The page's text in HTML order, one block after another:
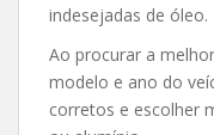
indesejadas de óleo.
Ao procurar a
modelo e ano do
corretos e escolher